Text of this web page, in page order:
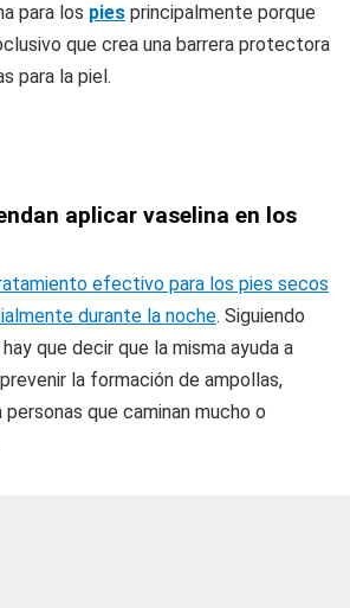
para los pies principalmente porque
que crea una barrera protectora
para la piel.
aplicar vaselina en los
efectivo para los pies secos
durante la noche. Siguiendo
hay que decir que la misma ayuda a
la formación de ampollas,
que caminan mucho o